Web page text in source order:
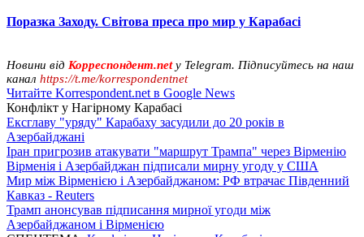
Поразка Заходу. Світова преса про мир у Карабасі
Новини від Корреспондент.netу Telegram. Підписуйтесь на наш
канал https://t.me/korrespondentnet
Читайте Korrespondent.net в Google News
Конфлікт у Нагірному Карабасі
Ексглаву "уряду" Карабаху засудили до 20 років в
Азербайджані
Іран пригрозив атакувати "маршрут Трампа" через Вірменію
Вірменія і Азербайджан підписали мирну угоду у США
Мир між Вірменією і Азербайджаном: РФ втрачає Південний
Кавказ - Reuters
Трамп анонсував підписання мирної угоди між
Азербайджаном і Вірменією